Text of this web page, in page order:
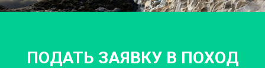
ПОДАТЬ ЗАЯВКУ В ПОХОД